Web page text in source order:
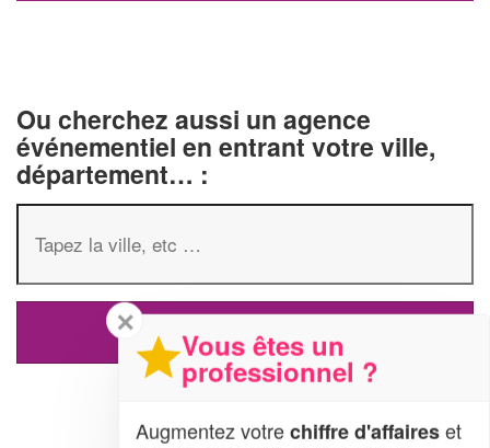
Ou cherchez aussi un agence
événementiel en entrant votre ville,
département… :
✕
Vous êtes un
professionnel ?
Augmentez votrechiffre d'affaireset